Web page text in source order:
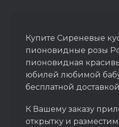
Купите Сиреневые
пионовидные розы
пионовидная
юбилей любимой
бесплатной
К Вашему заказу
открытку и